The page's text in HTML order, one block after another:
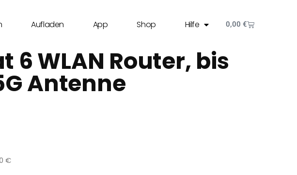
Aufladen App Shop Hilfe 0,00 €
6 WLAN Router, bis
Antenne
€